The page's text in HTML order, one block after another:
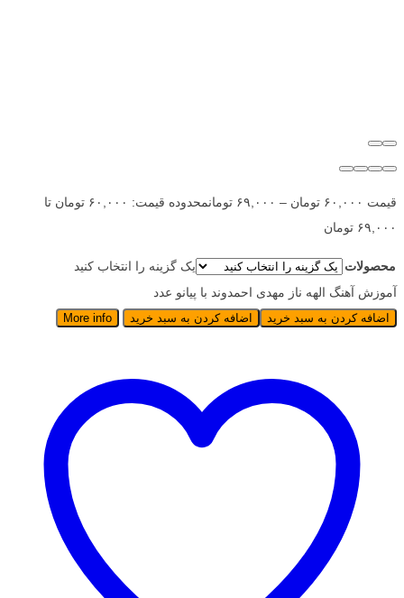
قیمت ۶۰,۰۰۰ تومان – ۶۹,۰۰۰ تومان
محدوده قیمت: ۶۰,۰۰۰ تومان تا
۶۹,۰۰۰ تومان
محصولات
یک گزینه را انتخاب کنید
آموزش آهنگ الهه ناز مهدی احمدوند با پیانو عدد
اضافه کردن به سبد خرید اضافه کردن به سبد خرید More info